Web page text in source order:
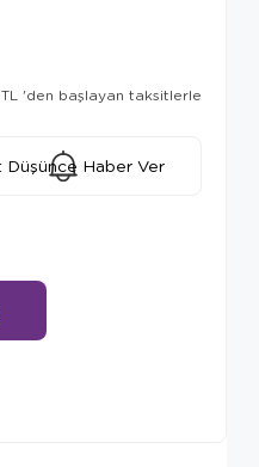
'den başlayan taksitlerle
Düşünce Haber Ver